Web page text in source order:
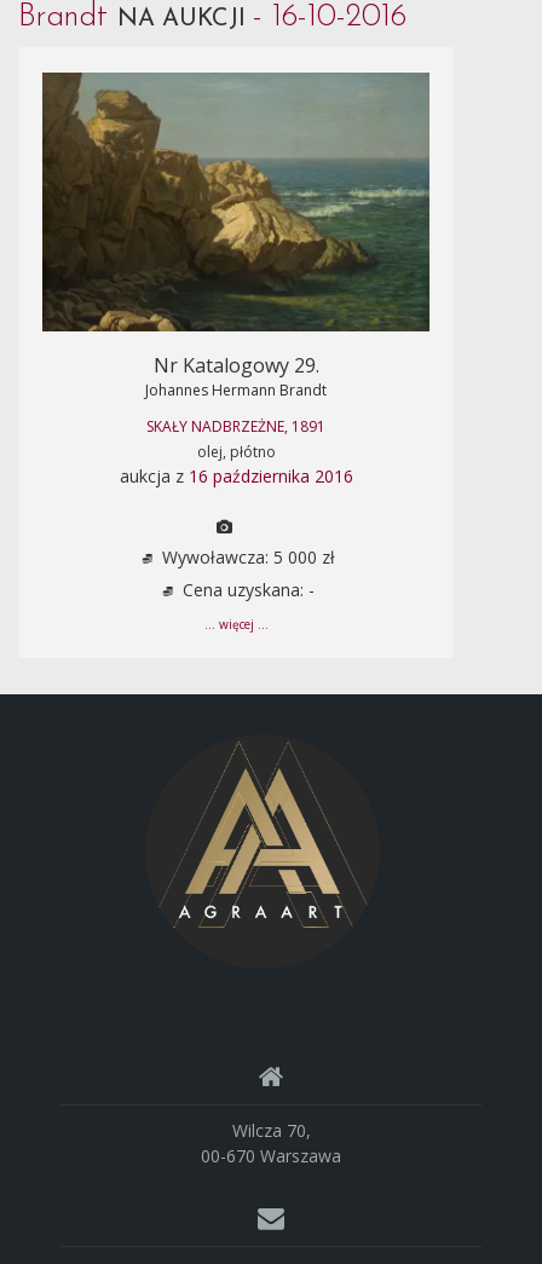
Brandt NA AUKCJI - 16-10-2016
Nr Katalogowy 29.
Johannes Hermann Brandt
SKAŁY NADBRZEŻNE, 1891
olej, płótno
aukcja z 16 października 2016
Wywoławcza: 5 000 zł
Cena uzyskana: -
... więcej ...
Wilcza 70,
00-670 Warszawa